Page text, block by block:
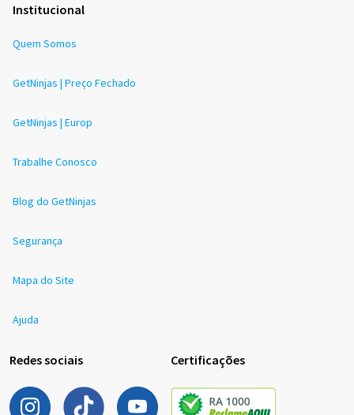
Institucional
Quem Somos
GetNinjas | Preço Fechado
GetNinjas | Europ
Trabalhe Conosco
Blog do GetNinjas
Segurança
Mapa do Site
Ajuda
Redes sociais Certificações